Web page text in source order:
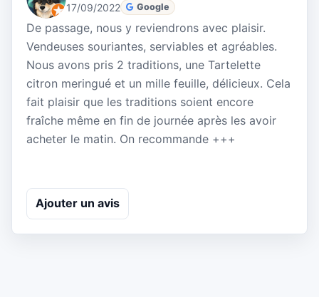
17/09/2022 Google
De passage, nous y reviendrons avec plaisir.
Vendeuses souriantes, serviables et agréables.
Nous avons pris 2 traditions, une Tartelette
citron meringué et un mille feuille, délicieux. Cela
fait plaisir que les traditions soient encore
fraîche même en fin de journée après les avoir
acheter le matin. On recommande +++
Ajouter un avis